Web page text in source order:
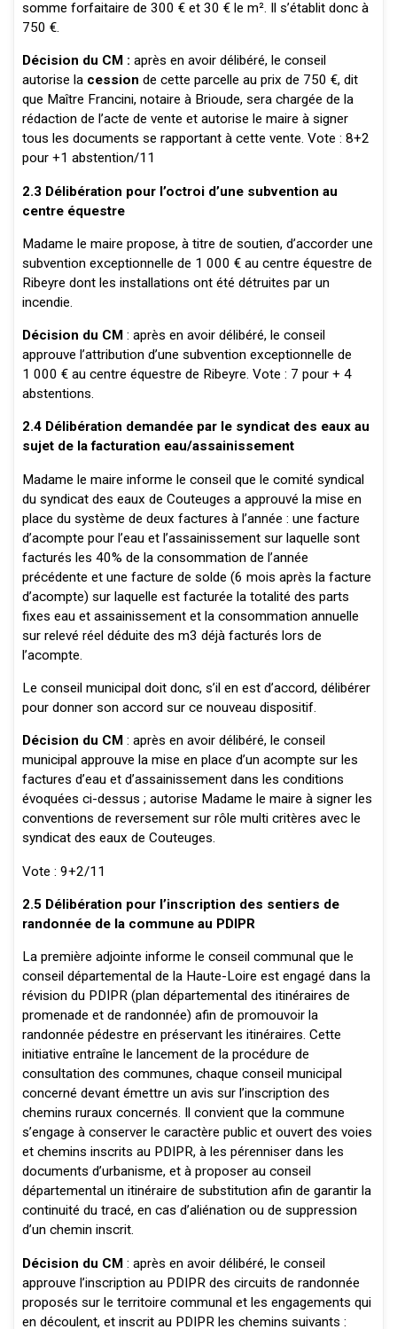
somme forfaitaire de 300 € et 30 € le m². Il s’établit donc à
750 €.
Décision du CM : après en avoir délibéré, le conseil
autorise lacession de cette parcelle au prix de 750 €, dit
que Maître Francini, notaire à Brioude, sera chargée de la
rédaction de l’acte de vente et autorise le maire à signer
tous les documents se rapportant à cette vente. Vote : 8+2
pour +1 abstention/11
2.3 Délibération pour l’octroi d’une subvention au
centre équestre
Madame le maire propose, à titre de soutien, d’accorder une
subvention exceptionnelle de 1 000 € au centre équestre de
Ribeyre dont les installations ont été détruites par un
incendie.
Décision du CM: après en avoir délibéré, le conseil
approuve l’attribution d’une subvention exceptionnelle de
1 000 € au centre équestre de Ribeyre. Vote : 7 pour + 4
abstentions.
2.4 Délibération demandée par le syndicat des eaux au
sujet de la facturation eau/assainissement
Madame le maire informe le conseil que le comité syndical
du syndicat des eaux de Couteuges a approuvé la mise en
place du système de deux factures à l’année : une facture
d’acompte pour l’eau et l’assainissement sur laquelle sont
facturés les 40% de la consommation de l’année
précédente et une facture de solde (6 mois après la facture
d’acompte) sur laquelle est facturée la totalité des parts
fixes eau et assainissement et la consommation annuelle
sur relevé réel déduite des m3 déjà facturés lors de
l’acompte.
Le conseil municipal doit donc, s’il en est d’accord, délibérer
pour donner son accord sur ce nouveau dispositif.
Décision du CM : après en avoir délibéré, le conseil
municipal approuve la mise en place d’un acompte sur les
factures d’eau et d’assainissement dans les conditions
évoquées ci-dessus ; autorise Madame le maire à signer les
conventions de reversement sur rôle multi critères avec le
syndicat des eaux de Couteuges.
Vote : 9+2/11
2.5 Délibération pour l’inscription des sentiers de
randonnée de la commune au PDIPR
La première adjointe informe le conseil communal que le
conseil départemental de la Haute-Loire est engagé dans la
révision du PDIPR (plan départemental des itinéraires de
promenade et de randonnée) afin de promouvoir la
randonnée pédestre en préservant les itinéraires. Cette
initiative entraîne le lancement de la procédure de
consultation des communes, chaque conseil municipal
concerné devant émettre un avis sur l’inscription des
chemins ruraux concernés. Il convient que la commune
s’engage à conserver le caractère public et ouvert des voies
et chemins inscrits au PDIPR, à les pérenniser dans les
documents d’urbanisme, et à proposer au conseil
départemental un itinéraire de substitution afin de garantir la
continuité du tracé, en cas d’aliénation ou de suppression
d’un chemin inscrit.
Décision du CM: après en avoir délibéré, le conseil
approuve l’inscription au PDIPR des circuits de randonnée
proposés sur le territoire communal et les engagements qui
en découlent, et inscrit au PDIPR les chemins suivants :